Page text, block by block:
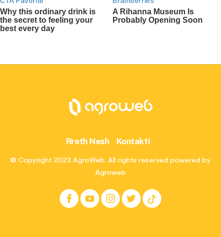
Rreth Nesh Kontakti
© Copyright 2023 AgroWeb. All rights reserved powered by
Agroweb